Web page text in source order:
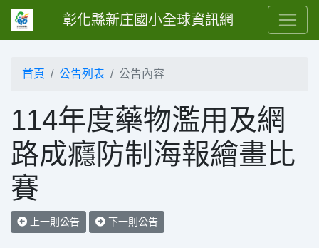
彰化縣新庄國小全球資訊網
首頁 公告列表 公告內容
114年度藥物濫用及網
路成癮防制海報繪畫比
賽
上一則公告 下一則公告